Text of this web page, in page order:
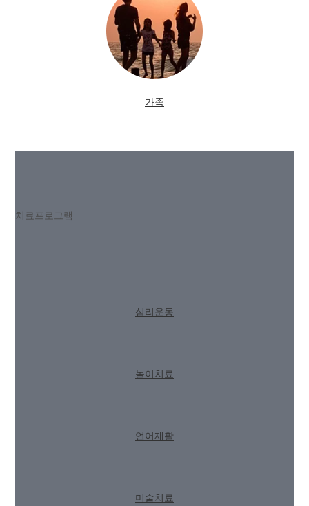
가족
치료프로그램
심리운동
놀이치료
언어재활
미술치료